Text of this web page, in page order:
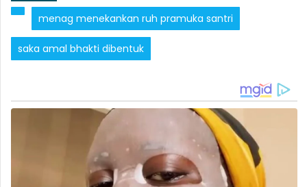
menag menekankan ruh pramuka santri
saka amal bhakti dibentuk